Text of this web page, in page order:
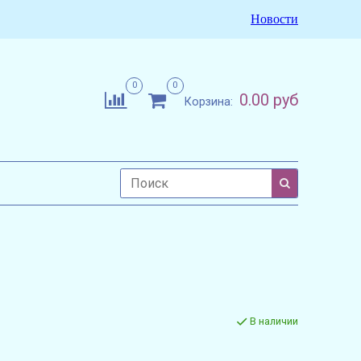
Новости
0 0
Корзина: 0.00 руб
В наличии